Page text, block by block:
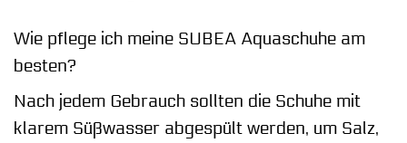
Wie pflege ich meine SUBEA Aquaschuhe am
besten?
Nach jedem Gebrauch sollten die Schuhe mit
klarem Süßwasser abgespült werden, um Salz,